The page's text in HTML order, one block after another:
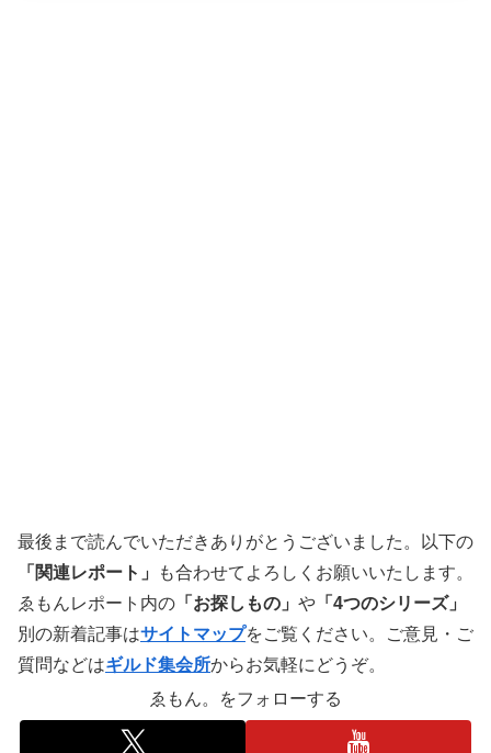
最後まで読んでいただきありがとうございました。以下の
「関連レポート」
も合わせてよろしくお願いいたします。
ゑもんレポート内の 「お探しもの」 や 「4つのシリーズ」
別の新着記事はサイトマップをご覧ください。ご意見・ご
質問などはギルド集会所からお気軽にどうぞ。
ゑもん。をフォローする